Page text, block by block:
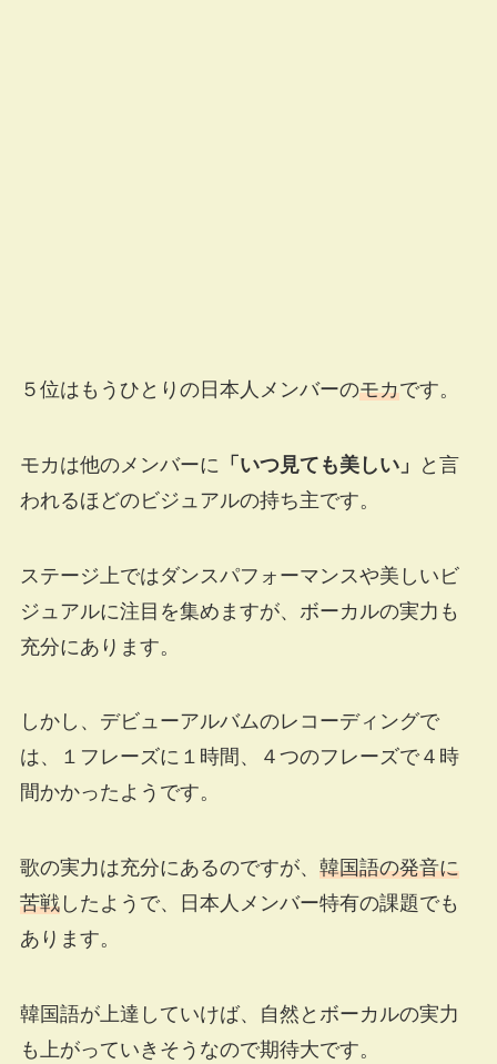
５位はもうひとりの日本人メンバーのモカです。
モカは他のメンバーに 「いつ見ても美しい」
と言
われるほどのビジュアルの持ち主です。
ステージ上ではダンスパフォーマンスや美しいビ
ジュアルに注目を集めますが、ボーカルの実力も
充分にあります。
しかし、デビューアルバムのレコーディングで
は、１フレーズに１時間、４つのフレーズで４時
間かかったようです。
歌の実力は充分にあるのですが、 韓国語の発音に
苦戦したようで、日本人メンバー特有の課題でも
あります。
韓国語が上達していけば、自然とボーカルの実力
も上がっていきそうなので期待大です。